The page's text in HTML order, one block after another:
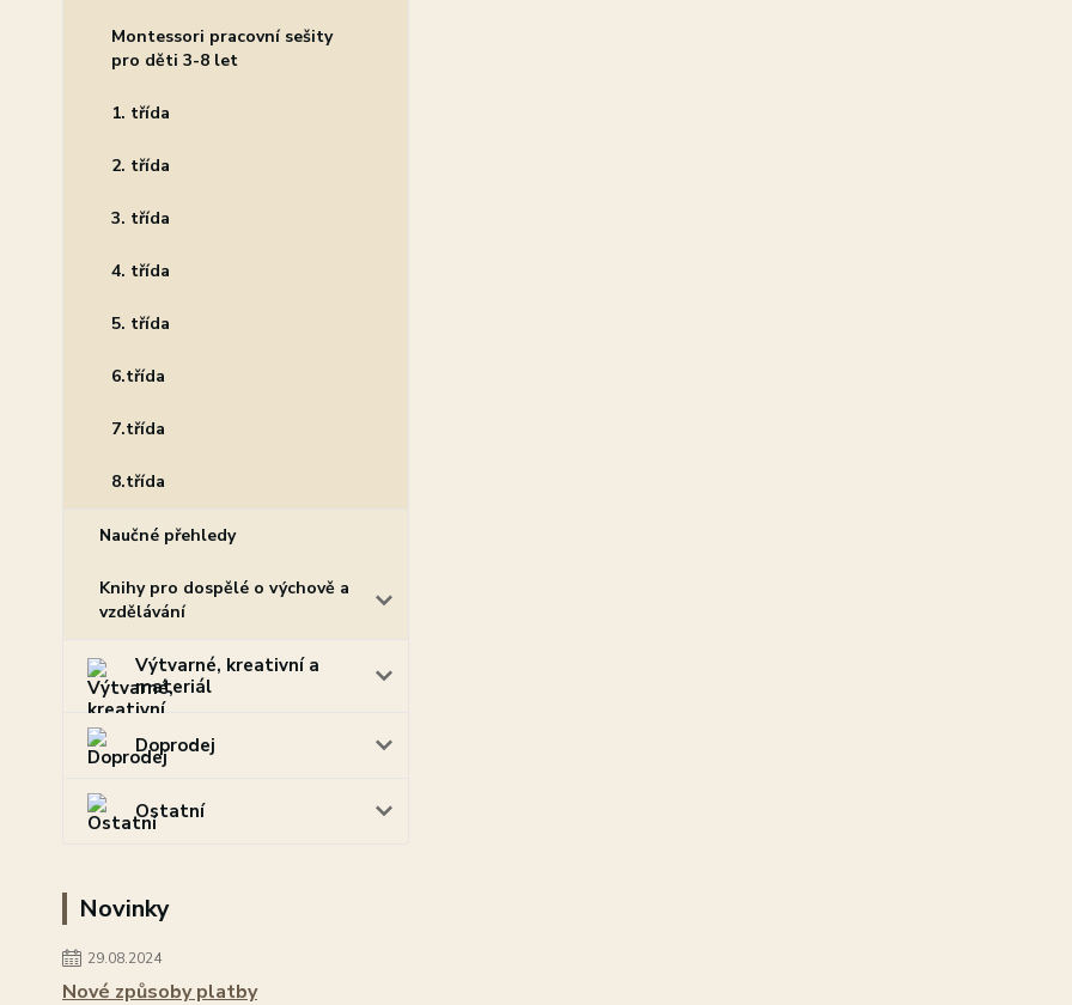
Montessori pracovní sešity
pro děti 3-8 let
1. třída
2. třída
3. třída
4. třída
5. třída
6.třída
7.třída
8.třída
Naučné přehledy
Knihy pro dospělé o výchově a
vzdělávání
Výtvarné, kreativní a
materiál
Doprodej
Ostatní
Novinky
29.08.2024
Nové způsoby platby